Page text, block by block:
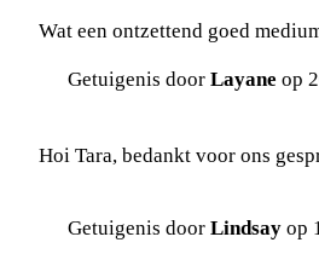
Wat een ontzettend goed
Getuigenis door Layane op
Hoi Tara, bedankt voor ons
Getuigenis door Lindsay op